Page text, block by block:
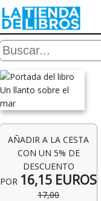
AÑADIR A LA CESTA
CON UN 5% DE
DESCUENTO
POR 16,15 EUROS
17,00